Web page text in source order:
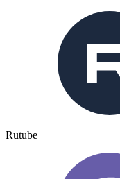
Rutube